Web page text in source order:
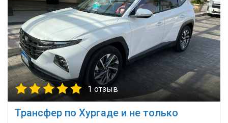
1 отзыв
Трансфер по Хургаде и не только